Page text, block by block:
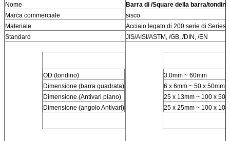
Nome
Barra di /Square della barra/
Marca commerciale
sisco
Materiale
Acciaio legato di 200 serie di Series/
Standard
JIS/AISI/ASTM, /GB, /DIN, /EN
OD (tondino)
Dimensione (barra quadrata)
Dimensione (Antivari piano)
Dimensione (angolo Antivari)
3.0mm ~ 60mm
6 x 6mm ~ 50 x 50mm
25 x 13mm ~ 100 x
25 x 25mm ~ 100 x